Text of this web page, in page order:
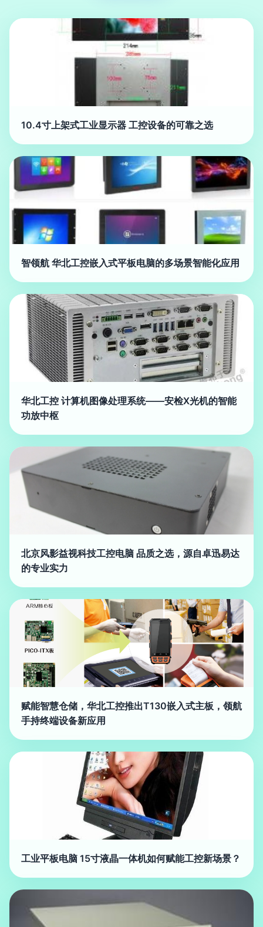
10.4寸上架式工业显示器 工控设备的可靠之选
智领航 华北工控嵌入式平板电脑的多场景智能化应用
华北工控 计算机图像处理系统——安检X光机的智能
功放中枢
北京风影益视科技工控电脑 品质之选，源自卓迅易达
的专业实力
赋能智慧仓储，华北工控推出T130嵌入式主板，领航
手持终端设备新应用
工业平板电脑 15寸液晶一体机如何赋能工控新场景？